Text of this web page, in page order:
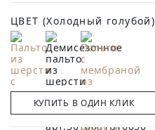
ЦВЕТ (Холодный голубой)
КУПИТЬ В ОДИН КЛИК